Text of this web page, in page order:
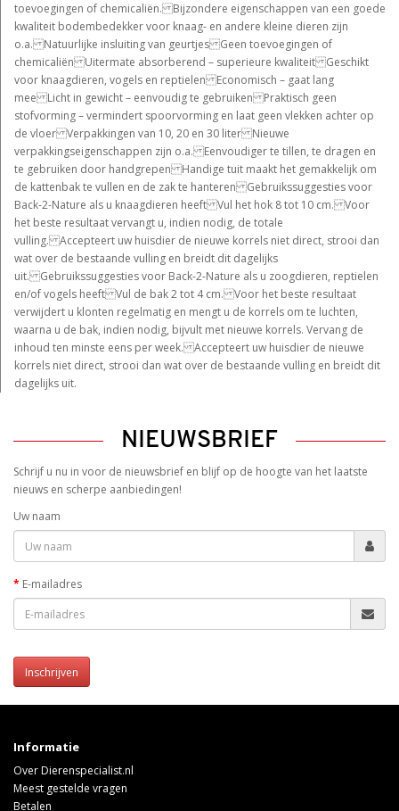
toevoegingen of chemicaliën. Bijzondere eigenschappen van een goede
kwaliteit bodembedekker voor knaag- en andere kleine dieren zijn
o.a. Natuurlijke insluiting van geurtjes Geen toevoegingen of
chemicaliën Uitermate absorberend – superieure kwaliteit Geschikt
voor knaagdieren, vogels en reptielen Economisch – gaat lang
mee Licht in gewicht – eenvoudig te gebruiken Praktisch geen
stofvorming – vermindert spoorvorming en laat geen vlekken achter op
de vloer Verpakkingen van 10, 20 en 30 liter Nieuwe
verpakkingseigenschappen zijn o.a. Eenvoudiger te tillen, te dragen en
te gebruiken door handgrepen Handige tuit maakt het gemakkelijk om
de kattenbak te vullen en de zak te hanteren Gebruikssuggesties voor
Back-2-Nature als u knaagdieren heeft Vul het hok 8 tot 10 cm. Voor
het beste resultaat vervangt u, indien nodig, de totale
vulling. Accepteert uw huisdier de nieuwe korrels niet direct, strooi dan
wat over de bestaande vulling en breidt dit dagelijks
uit. Gebruikssuggesties voor Back-2-Nature als u zoogdieren, reptielen
en/of vogels heeft Vul de bak 2 tot 4 cm. Voor het beste resultaat
verwijdert u klonten regelmatig en mengt u de korrels om te luchten,
waarna u de bak, indien nodig, bijvult met nieuwe korrels. Vervang de
inhoud ten minste eens per week. Accepteert uw huisdier de nieuwe
korrels niet direct, strooi dan wat over de bestaande vulling en breidt dit
dagelijks uit.
NIEUWSBRIEF
Schrijf u nu in voor de nieuwsbrief en blijf op de hoogte van het laatste
nieuws en scherpe aanbiedingen!
Uw naam
E-mailadres
Inschrijven
Informatie
Over Dierenspecialist.nl
Meest gestelde vragen
Betalen